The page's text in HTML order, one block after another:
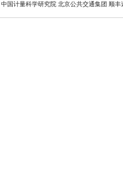
中国计量科学研究院 北京公共交通集团 顺丰